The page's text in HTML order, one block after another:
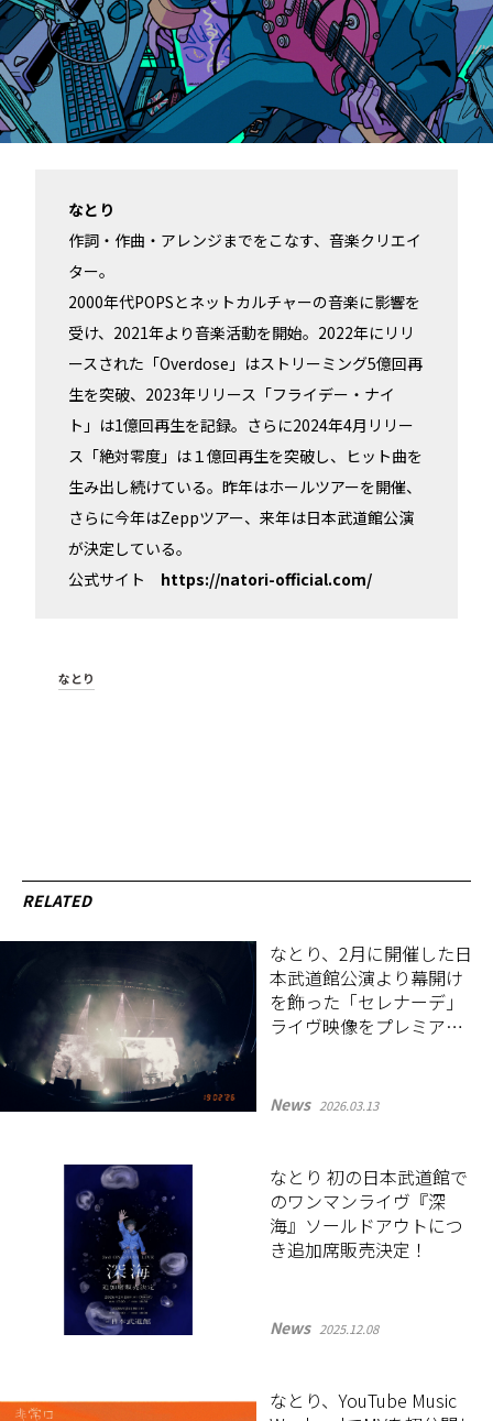
なとり
作詞・作曲・アレンジまでをこなす、音楽クリエイ
ター。
2000年代POPSとネットカルチャーの音楽に影響を
受け、2021年より音楽活動を開始。2022年にリリ
ースされた「Overdose」はストリーミング5億回再
生を突破、2023年リリース「フライデー・ナイ
ト」は1億回再生を記録。さらに2024年4月リリー
ス「絶対零度」は１億回再生を突破し、ヒット曲を
生み出し続けている。昨年はホールツアーを開催、
さらに今年はZeppツアー、来年は日本武道館公演
が決定している。
公式サイト https://natori-official.com/
なとり
RELATED
なとり、2月に開催した日
本武道館公演より幕開け
を飾った「セレナーデ」
ライヴ映像をプレミア公
News 2026.03.13
なとり 初の日本武道館で
のワンマンライヴ『深
海』ソールドアウトにつ
き追加席販売決定！
News 2025.12.08
なとり、YouTube Music